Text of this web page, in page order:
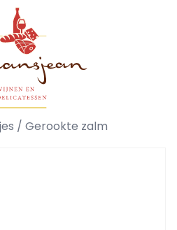
- Wijn - Broodjes -
/ Gerookte zalm